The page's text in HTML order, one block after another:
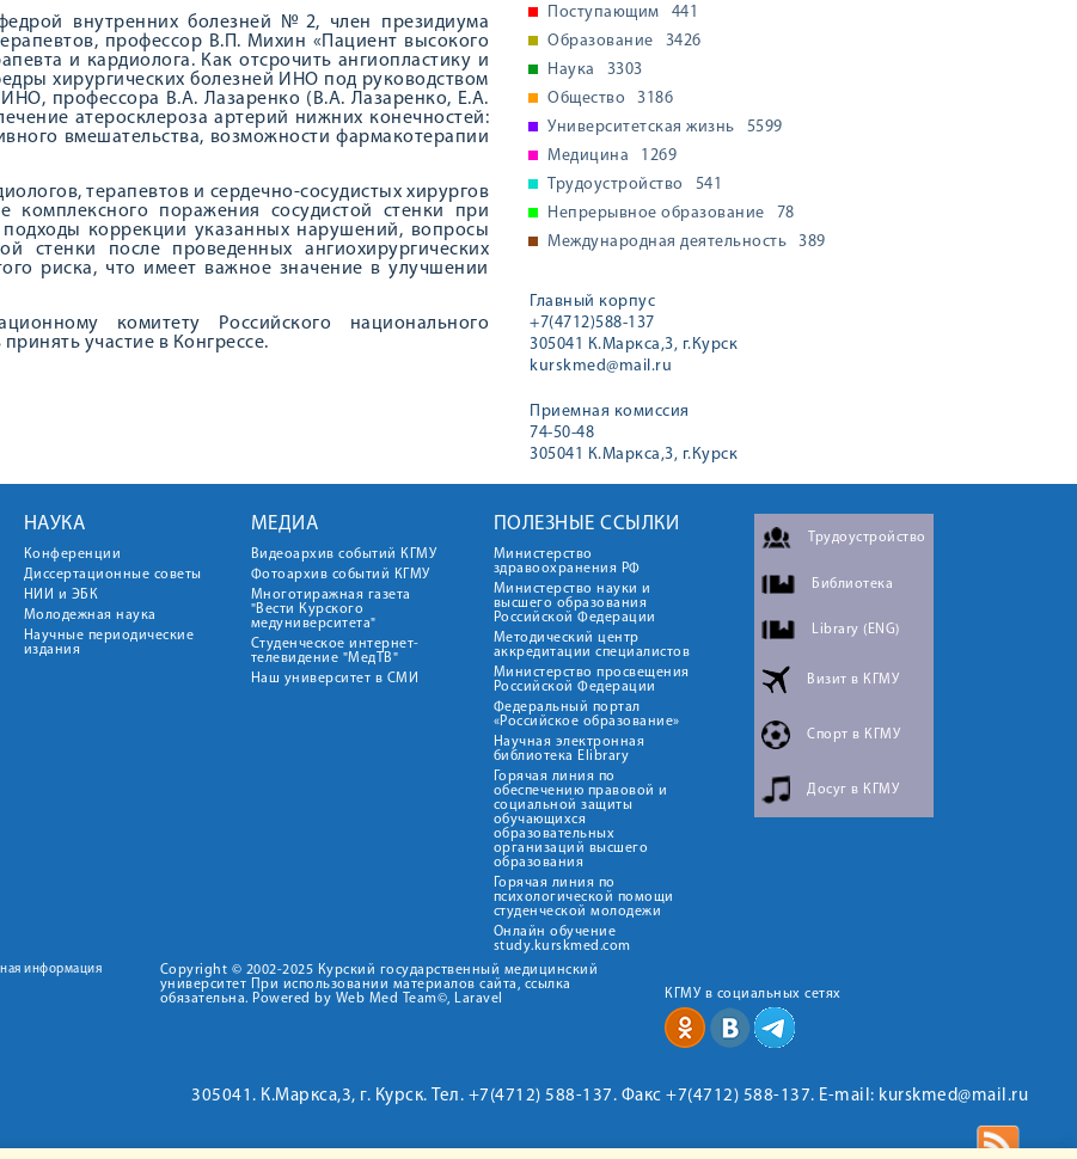
внутренних болезней №2, член президиума
профессор В.П. Михин «Пациент высокого
и кардиолога. Как отсрочить ангиопластику и
хирургических болезней ИНО под руководством
профессора В.А. Лазаренко (В.А. Лазаренко, Е.А.
атеросклероза артерий нижних конечностей:
вмешательства, возможности фармакотерапии
терапевтов и сердечно-сосудистых хирургов
комплексного поражения сосудистой стенки при
коррекции указанных нарушений, вопросы
стенки после проведенных ангиохирургических
риска, что имеет важное значение в улучшении
комитету Российского национального
участие в Конгрессе.
Поступающим
441
Образование
3426
Наука
3303
Общество
3186
Университетская жизнь
5599
Медицина
1269
Трудоустройство
541
Непрерывное образование
78
Международная деятельность
389
Главный корпус
+7(4712)588-137
305041 К.Маркса,3, г.Курск
kurskmed@mail.ru
Приемная комиссия
74-50-48
305041 К.Маркса,3, г.Курск
НАУКА
Конференции
Диссертационные советы
НИИ и ЭБК
Молодежная наука
Научные периодические
издания
МЕДИА
Видеоархив событий КГМУ
Фотоархив событий КГМУ
Многотиражная газета
"Вести Курского
медуниверситета"
Студенческое интернет-
телевидение "МедТВ"
Наш университет в СМИ
ПОЛЕЗНЫЕ ССЫЛКИ
Министерство
здравоохранения РФ
Министерство науки и
высшего образования
Российской Федерации
Методический центр
аккредитации специалистов
Министерство просвещения
Российской Федерации
Федеральный портал
«Российское образование»
Научная электронная
библиотека Elibrary
Горячая линия по
обеспечению правовой и
социальной защиты
обучающихся
образовательных
организаций высшего
образования
Горячая линия по
психологической помощи
студенческой молодежи
Онлайн обучение
study.kurskmed.com
Трудоустройство
Библиотека
Library (ENG)
Визит в КГМУ
Спорт в КГМУ
Досуг в КГМУ
информация
Copyright © 2002-2025 Курский государственный медицинский
университет При использовании материалов сайта, ссылка
обязательна. Powered by Web Med Team©, Laravel
КГМУ в социальных сетях
305041. К.Маркса,3, г. Курск. Тел. +7(4712) 588-137. Факс +7(4712) 588-137. E-mail: kurskmed@mail.ru